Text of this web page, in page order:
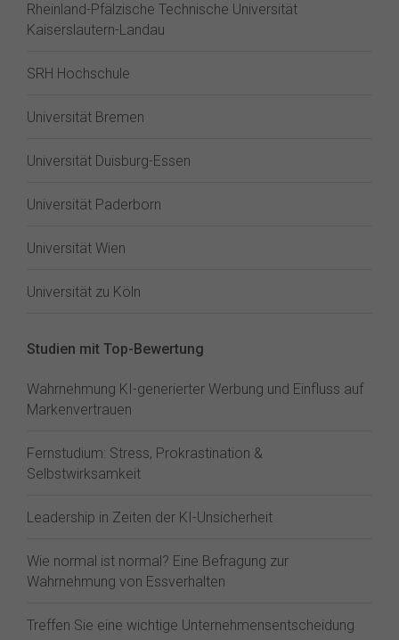
Rheinland-Pfälzische Technische Universität
Kaiserslautern-Landau
SRH Hochschule
Universität Bremen
Universität Duisburg-Essen
Universität Paderborn
Universität Wien
Universität zu Köln
Studien mit Top-Bewertung
Wahrnehmung KI-generierter Werbung und Einfluss auf
Markenvertrauen
Fernstudium: Stress, Prokrastination &
Selbstwirksamkeit
Leadership in Zeiten der KI-Unsicherheit
Wie normal ist normal? Eine Befragung zur
Wahrnehmung von Essverhalten
Treffen Sie eine wichtige Unternehmensentscheidung